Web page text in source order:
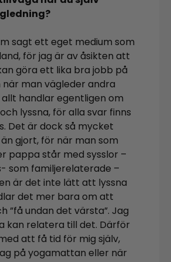
sagt ett eget medium som
för jag är av åsikten att
göra ett lika bra jobb på
när man vägleder andra
handlar egentligen om
lyssna, för alla svar finns
Det är dock så mycket
gjort, för när man som
pappa står med sysslor –
som familjerelaterade –
är det inte lätt att lyssna
det mer bara om att
”få undan det värsta”. Jag
kan relatera till det. Därför
att få tid för mig själv,
på yogamattan eller när